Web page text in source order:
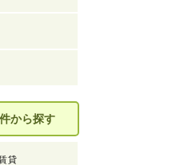
から探す
貸